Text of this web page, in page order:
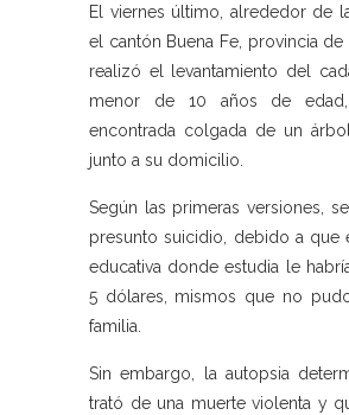
El viernes último, alrededor de
el cantón Buena Fe, provincia de
realizó el levantamiento del
menor de 10 años de
encontrada colgada de un
junto a su domicilio.
Según las primeras versiones,
presunto suicidio, debido a que
educativa donde estudia le
5 dólares, mismos que no
familia.
Sin embargo, la autopsia
trató de una muerte violenta y